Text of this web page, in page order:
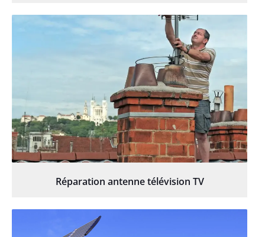
Réparation antenne télévision TV